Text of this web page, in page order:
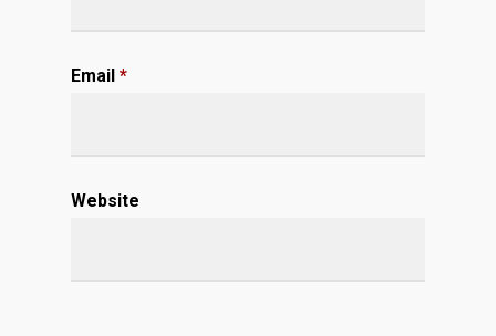
Email *
Website